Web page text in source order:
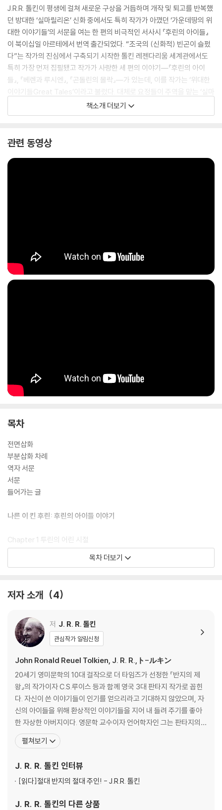
J.R.R. 톨킨이 평생에 걸쳐 새로운 구상을 거듭하며 개작 및 퇴고를 반복했
던 방대한 ‘실마릴리온’ 신화 중에서도 특히 작가가 아꼈던 ‘가운데땅의 위
대한 이야기들’의 서문을 여는 한 편의 비극적인 서사시 『후린의 아이들』
이 북이십일 아르테에서 번역 출간되었다. “조국의 (신화적) 빈곤이 슬펐
다”는 작가의 진심에서 구축되기 시작한 톨킨 레젠다리움 세계관에서도
특히 가장 먼저 집필됐고 작가가 사랑한 세 편의 이야기―『후린의 아이
들』, 『베렌과 루시엔』, 『곤돌린의 몰락』―가 있는데, 이를 작가는 ‘위대한
이야기들Great Tales’이라고 불렀다. 대체로 요정들이 주역을 맡는 ‘실마
릴리온’ 신화와 달리, 이들 세 편의 이야기는 모두 요정뿐만 아니라 ‘둘째자
손’ 인간이 주인공이라는 공통점을 지닌다.
그중 『후린의 아이들』은 스스로를 투람바르, 곧 ‘운명의 주인’이라 칭했으
투린 투람바르의 비극적 운명에 관한 다룬다. 인간적 한계와 약점을 지녔
가감하지 않는 선에서 무엇보다도 이야기의 빈틈을 메우고 흐름을 연결하
여 한 편의 완결된 서사”가 될 수 있도록 복원하는 작업을 거쳐 비로소 출
간될 수 있었다. 2007년 이 책의 첫 출간 당시 런던과 뉴욕에서는 이 책을
책소개 더보기
관련 동영상
목차
전면삽화
부분삽화 차례
역자 서문
서문
들어가는 글
나른 이 킨 후린: 후린의 아이들 이야기
Chapter 1 투린의 어린 시절
Chapter 2 한없는 눈물의 전투
Chapter 3 후린과 모르고스의 대화
Chapter 6 무법자들 사이의 투린
Chapter 8 활과 투구의 땅
Chapter 9 벨레그의 죽음
Chapter 10 나르고스론드의 투린
Chapter 11 나르고스론드의 몰락
Chapter 12 투린의 도르로민 귀환
Chapter 13 투린, 브레실로 들어가다
Chapter 14 모르웬과 니에노르의 나르고스론드행
Chapter 15 브레실의 니에노르
Chapter 16 글라우룽의 출현
Chapter 18 투린의 죽음
가계도
2) 베오르 가문
목차 더보기
저자 소개 4
저 J. R. R. 톨킨
관심작가 알림신청
John Ronald Reuel Tolkien, J. R. R.,ト-ルキン
20세기 영미문학의 10대 걸작으로 더 타임즈가 선정한 『반지의 제
왕』의 작가이자 C.S.루이스 등과 함께 영국 3대 판타지 작가로 꼽힌
다. 자신이 쓴 이야기들이 인기를 얻으리라고 기대하지 않았으며, 자
신의 아이들을 위해 환상적인 이야기들을 지어 내 들려 주기를 좋아
한 자상한 아버지이다. 영문학 교수이자 언어학자인 그는 판타지의
세계에 언어의 고찰과 문학의 새 지평을 열었다는 평을 받는다. 1892
년 남아프리카에서 태어나 네 살 때 가족과 함께 영국으로 건너갔다.
을 키웠으며 '요정'들의 언어를 만들면서 그의
펼쳐보기
J. R. R. 톨킨 인터뷰
[읽다]절대 반지의 절대 주인! - J.R.R. 톨킨
J. R. R. 톨킨의 다른 상품